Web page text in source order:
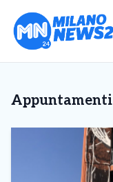
Appuntamenti